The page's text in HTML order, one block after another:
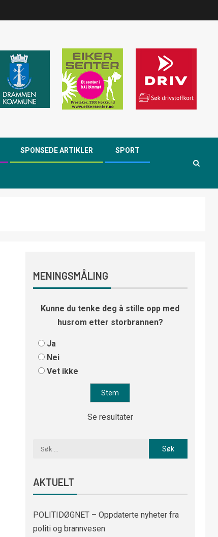
SPONSEDE ARTIKLER SPORT
MENINGSMÅLING
Kunne du tenke deg å stille opp med
husrom etter storbrannen?
Ja
Nei
Vet ikke
Se resultater
AKTUELT
POLITIDØGNET – Oppdaterte nyheter fra
politi og brannvesen